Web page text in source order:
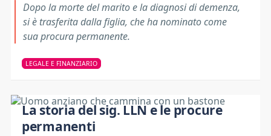
Dopo la morte del marito e la diagnosi di demenza,
si è trasferita dalla figlia, che ha nominato come
sua procura permanente.
LEGALE E FINANZIARIO
La storia del sig. LLN e le procure
permanenti